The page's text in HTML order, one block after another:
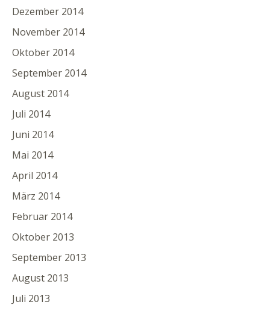
Dezember 2014
November 2014
Oktober 2014
September 2014
August 2014
Juli 2014
Juni 2014
Mai 2014
April 2014
März 2014
Februar 2014
Oktober 2013
September 2013
August 2013
Juli 2013